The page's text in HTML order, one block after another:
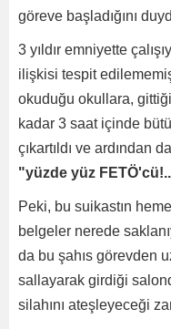
göreve başladığını
3 yıldır emniyette
ilişkisi tespit
okuduğu okullara,
kadar 3 saat içinde
çıkartıldı ve ardından
"yüzde yüz
Peki, bu suikastın
belgeler nerede
da bu şahıs görevden
sallayarak girdiği
silahını ateşleyeceği